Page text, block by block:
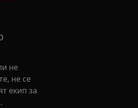
не
не се
екип за